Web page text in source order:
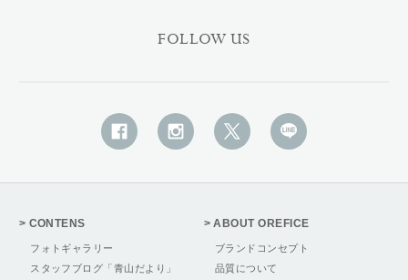
CONTENS
フォトギャラリー
スタッフブログ「青山だより」
ABOUT OREFICE
ブランドコンセプト
品質について
FOLLOW US